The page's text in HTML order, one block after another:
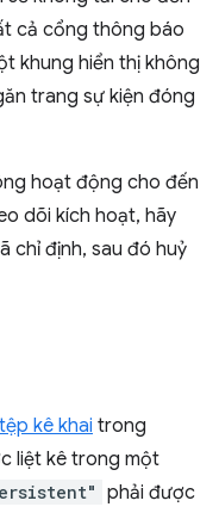
cả cổng thông báo
khung hiển thị không
trang sự kiện đóng
hoạt động cho đến
dõi kích hoạt, hãy
chỉ định, sau đó huỷ
tệp kê khai trong
liệt kê trong một
phải được